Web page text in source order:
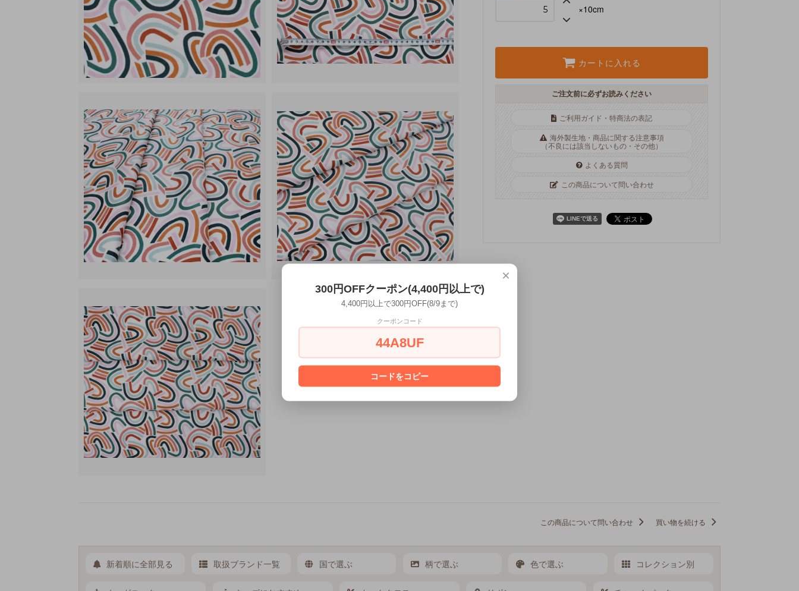
×10cm
カートに入れる
ご注文前に必ずお読みください
ご利用ガイド・特商法の表記
海外製生地・商品に関する注意事項
（不良には該当しないもの・その他）
よくある質問
この商品について問い合わせ
この商品について問い合わせ 買い物を続ける
新着順に全部見る 取扱ブランド一覧 国で選ぶ 柄で選ぶ 色で選ぶ コレクション別
×
300円OFFクーポン(4,400円以上で)
4,400円以上で300円OFF(8/9まで)
クーポンコード
44A8UF
コードをコピー